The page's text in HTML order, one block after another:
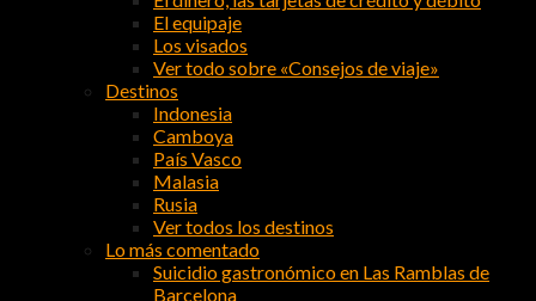
El equipaje
Los visados
Ver todo sobre «Consejos de viaje»
Destinos
Indonesia
Camboya
País Vasco
Malasia
Rusia
Ver todos los destinos
Lo más comentado
Suicidio gastronómico en Las Ramblas de
Barcelona